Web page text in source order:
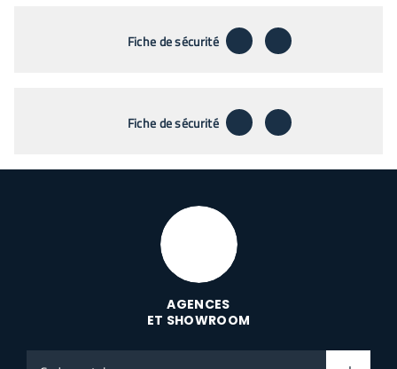
Fiche de sécurité téléchargerenvoyer par
Fiche de sécurité téléchargerenvoyer par
AGENCES
ET SHOWROOM